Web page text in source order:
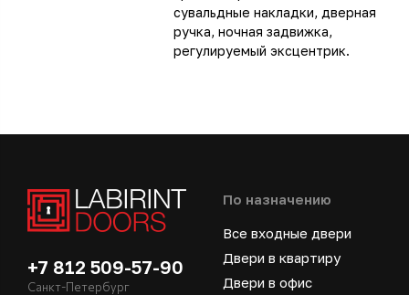
сувальдные накладки, дверная
ручка, ночная задвижка,
регулируемый эксцентрик.
+7 812 509-57-90
Санкт-Петербург
По назначению
Все входные двери
Двери в квартиру
Двери в офис